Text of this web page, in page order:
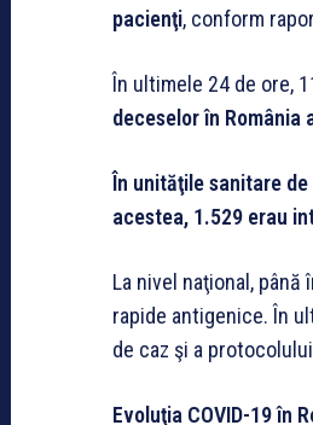
pacienţi, conform
În ultimele 24 de ore,
deceselor în România
În unităţile sanitare
acestea, 1.529 erau
La nivel naţional,
rapide antigenice. În
de caz şi a
Evoluţia COVID-19 în